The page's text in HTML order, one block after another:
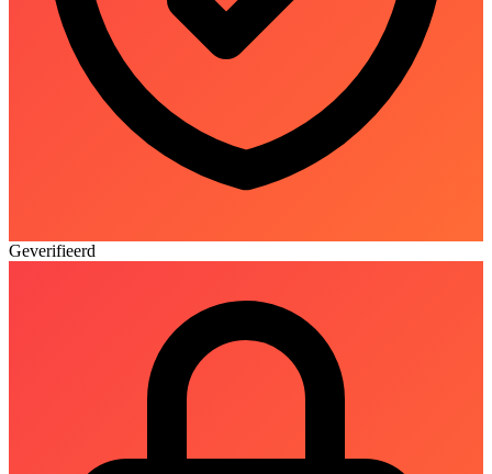
Geverifieerd